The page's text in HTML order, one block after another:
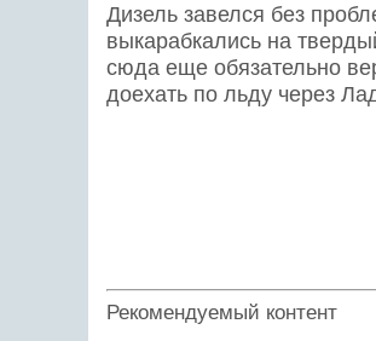
Дизель завелся без
выкарабкались на
сюда еще обязательно
доехать по льду через
Рекомендуемый контент